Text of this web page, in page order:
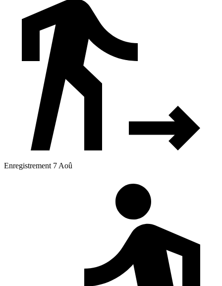
Enregistrement 7 Aoû